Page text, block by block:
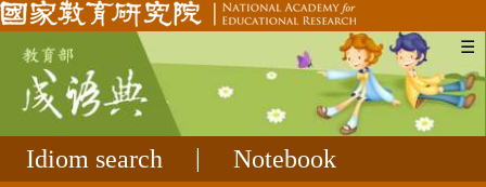
☰
Idiom search Notebook